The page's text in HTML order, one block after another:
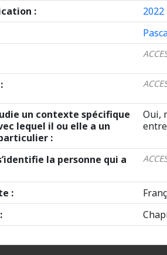
:
2022
un contexte spécifique
lequel il ou elle a un
:
Oui,
la personne qui a
: